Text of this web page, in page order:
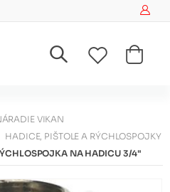
VIKAN
HADICE, PIŠTOLE A RÝCHLOSPOJKY
NA HADICU 3/4"